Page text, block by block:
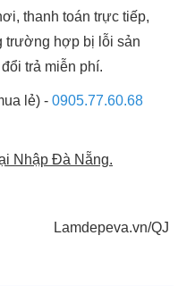
thanh toán trực tiếp,
trường hợp bị lỗi sản
trả miễn phí.
lẻ) - 0905.77.60.68
Nhập Đà Nẵng.
Lamdepeva.vn/QJ